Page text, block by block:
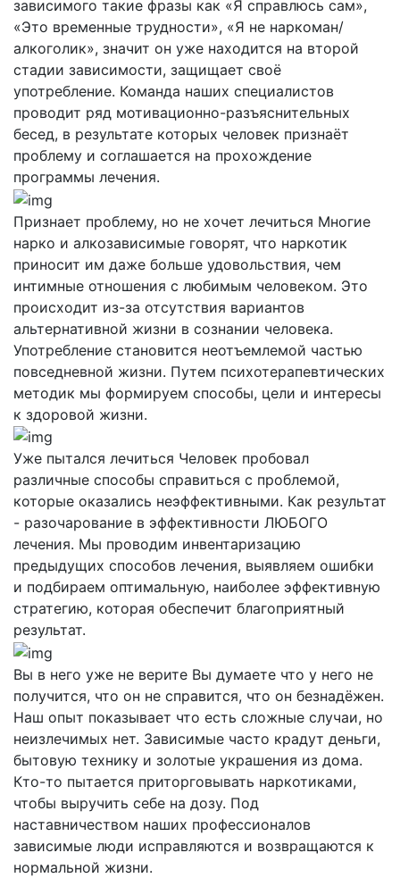
зависимого такие фразы как «Я справлюсь сам»,
«Это временные трудности», «Я не наркоман/
алкоголик», значит он уже находится на второй
стадии зависимости, защищает своё
употребление. Команда наших специалистов
проводит ряд мотивационно-разъяснительных
бесед, в результате которых человек признаёт
проблему и соглашается на прохождение
программы лечения.
Признает проблему, но не хочет лечиться Многие
нарко и алкозависимые говорят, что наркотик
приносит им даже больше удовольствия, чем
интимные отношения с любимым человеком. Это
происходит из-за отсутствия вариантов
альтернативной жизни в сознании человека.
Употребление становится неотъемлемой частью
повседневной жизни. Путем психотерапевтических
методик мы формируем способы, цели и интересы
к здоровой жизни.
Уже пытался лечиться Человек пробовал
различные способы справиться с проблемой,
которые оказались неэффективными. Как результат
- разочарование в эффективности ЛЮБОГО
лечения. Мы проводим инвентаризацию
предыдущих способов лечения, выявляем ошибки
и подбираем оптимальную, наиболее эффективную
стратегию, которая обеспечит благоприятный
результат.
Вы в него уже не верите Вы думаете что у него не
получится, что он не справится, что он безнадёжен.
Наш опыт показывает что есть сложные случаи, но
неизлечимых нет. Зависимые часто крадут деньги,
бытовую технику и золотые украшения из дома.
Кто-то пытается приторговывать наркотиками,
чтобы выручить себе на дозу. Под
наставничеством наших профессионалов
зависимые люди исправляются и возвращаются к
нормальной жизни.